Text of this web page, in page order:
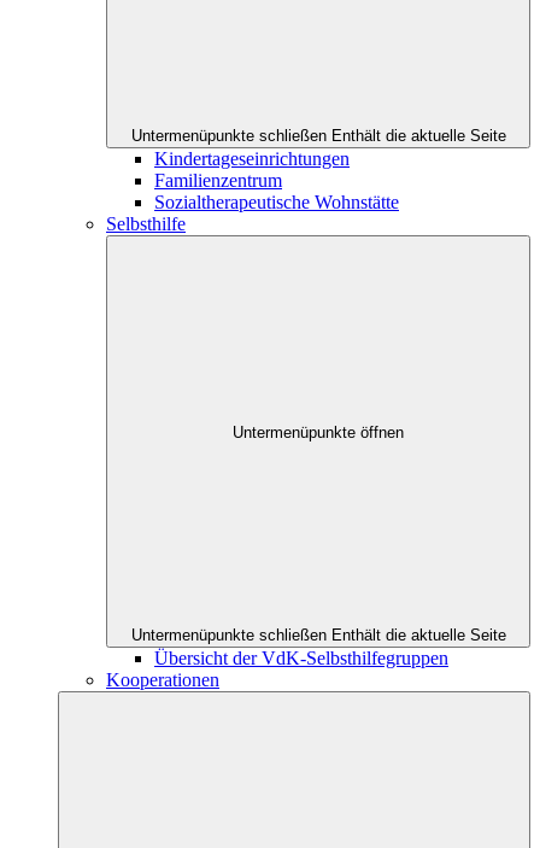
Untermenüpunkte schließen Enthält die aktuelle Seite
Kindertageseinrichtungen
Familienzentrum
Sozialtherapeutische Wohnstätte
Selbsthilfe
Untermenüpunkte öffnen
Untermenüpunkte schließen Enthält die aktuelle Seite
Übersicht der VdK-Selbsthilfegruppen
Kooperationen